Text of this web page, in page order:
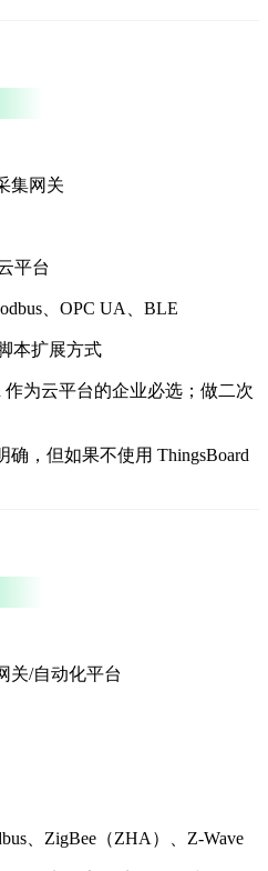
集网关
平台
、OPC UA、BLE
本扩展方式
作为云平台的企业必选；做二次
确，但如果不使用 ThingsBoard
/自动化平台
、ZigBee（ZHA）、Z-Wave